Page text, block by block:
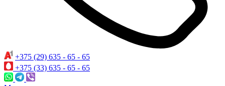
+375 (29) 635 - 65 - 65
+375 (33) 635 - 65 - 65